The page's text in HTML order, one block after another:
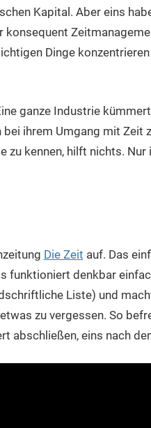
Kapital. Aber eins
konsequent
Dinge
ganze Industrie
ihrem Umgang mit Zeit
zu kennen, hilft nichts.
Die Zeit auf. Das
funktioniert denkbar
Liste) und
zu vergessen. So
abschließen, eins nach